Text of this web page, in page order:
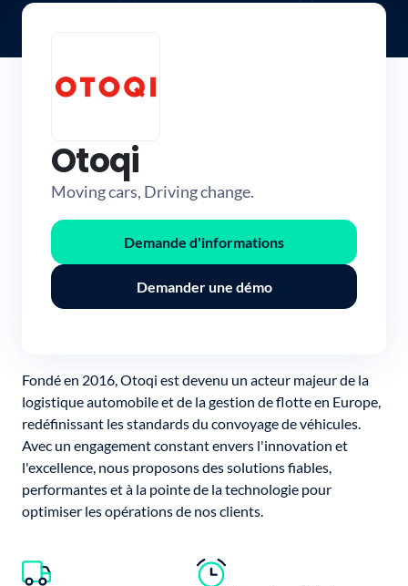
Fondé en 2016, Otoqi est devenu un acteur majeur de la
logistique automobile et de la gestion de flotte en Europe,
redéfinissant les standards du convoyage de véhicules.
Avec un engagement constant envers l'innovation et
l'excellence, nous proposons des solutions fiables,
performantes et à la pointe de la technologie pour
optimiser les opérations de nos clients.
Otoqi
Moving cars, Driving change.
Demande d'informations
Demander une démo